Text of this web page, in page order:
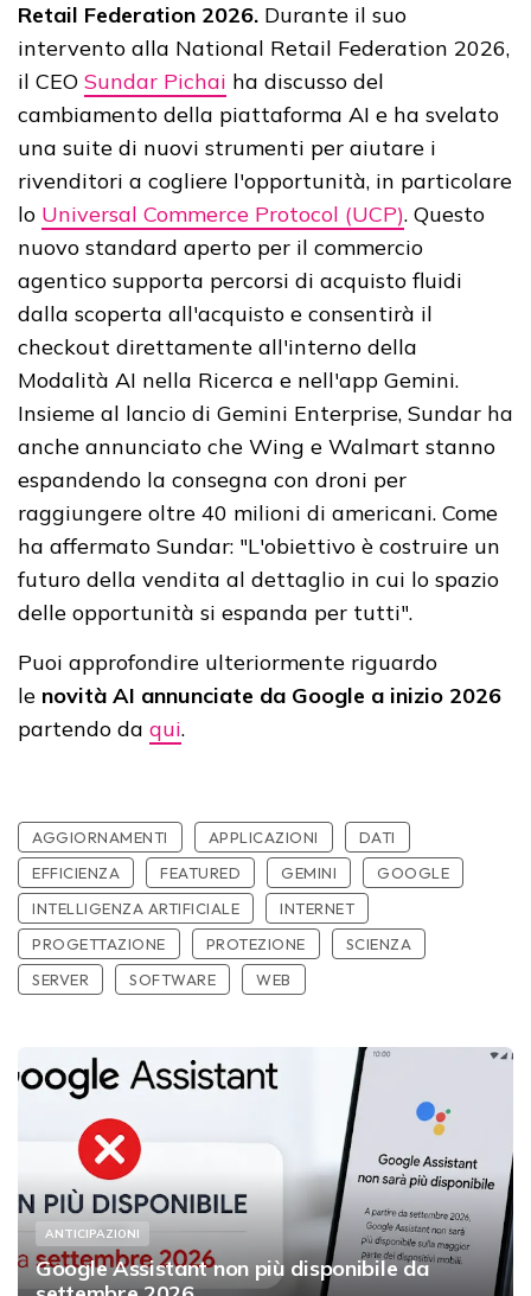
Retail Federation 2026. Durante il suo
intervento alla National Retail Federation 2026,
il CEO Sundar Pichai ha discusso del
cambiamento della piattaforma AI e ha svelato
una suite di nuovi strumenti per aiutare i
rivenditori a cogliere l'opportunità, in particolare
lo Universal Commerce Protocol (UCP). Questo
nuovo standard aperto per il commercio
agentico supporta percorsi di acquisto fluidi
dalla scoperta all'acquisto e consentirà il
checkout direttamente all'interno della
Modalità AI nella Ricerca e nell'app Gemini.
Insieme al lancio di Gemini Enterprise, Sundar ha
anche annunciato che Wing e Walmart stanno
espandendo la consegna con droni per
raggiungere oltre 40 milioni di americani. Come
ha affermato Sundar: "L'obiettivo è costruire un
futuro della vendita al dettaglio in cui lo spazio
delle opportunità si espanda per tutti".
Puoi approfondire ulteriormente riguardo
le novità AI annunciate da Google a inizio 2026
partendo da qui.
AGGIORNAMENTI APPLICAZIONI
DATI
EFFICIENZA
FEATURED GEMINI
GOOGLE
INTELLIGENZA ARTIFICIALE
INTERNET
PROGETTAZIONE
PROTEZIONE
SCIENZA
SERVER
SOFTWARE WEB
ANTICIPAZIONI
Google Assistant non più disponibile da